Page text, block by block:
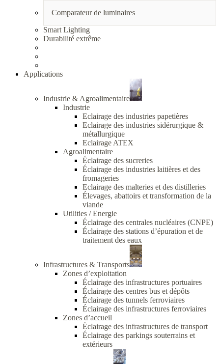
Comparateur de luminaires
Smart Lighting
Durabilité extrême
Applications
Industrie & Agroalimentaire
Industrie
Eclairage des industries papetières
Eclairage des industries sidérurgique &
métallurgique
Eclairage ATEX
Agroalimentaire
Éclairage des sucreries
Éclairage des industries laitières et des
fromageries
Eclairage des malteries et des distilleries
Élevages, abattoirs et transformation de la
viande
Utilities / Energie
Éclairage des centrales nucléaires (CNPE)
Éclairage des stations d’épuration et de
traitement des eaux
Infrastructures & Transports
Zones d’exploitation
Éclairage des infrastructures portuaires
Éclairage des centres bus et dépôts
Éclairage des tunnels ferroviaires
Éclairage des infrastructures ferroviaires
Zones d’accueil
Éclairage des infrastructures de transport
Éclairage des parkings souterrains et
extérieurs